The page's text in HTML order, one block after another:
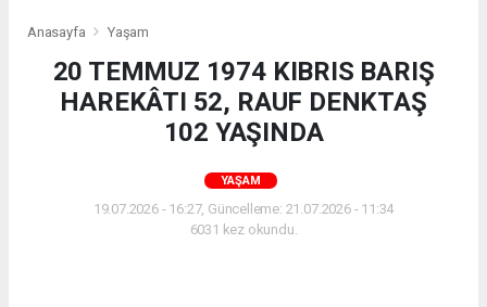
Anasayfa Yaşam
20 TEMMUZ 1974 KIBRIS BARIŞ
HAREKÂTI 52, RAUF DENKTAŞ
102 YAŞINDA
YAŞAM
19.07.2026 - 16:27, Güncelleme: 21.07.2026 - 11:34
6031 kez okundu.